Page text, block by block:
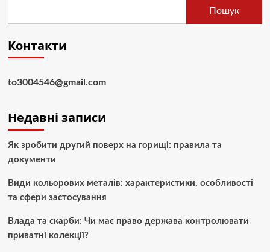
Пошук
Контакти
to3004546@gmail.com
Недавні записи
Як зробити другий поверх на горищі: правила та
документи
Види кольорових металів: характеристики, особливості
та сфери застосування
Влада та скарби: Чи має право держава контролювати
приватні колекції?